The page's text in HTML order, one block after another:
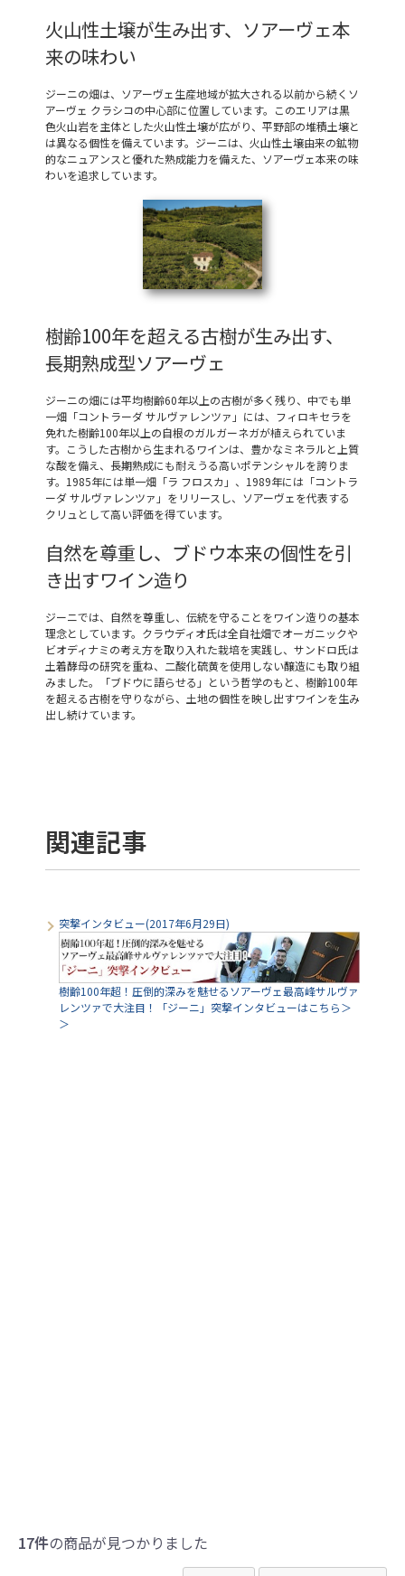
火山性土壌が生み出す、ソアーヴェ本
来の味わい
ジーニの畑は、ソアーヴェ生産地域が拡大される以前から続くソ
アーヴェ クラシコの中心部に位置しています。このエリアは黒
色火山岩を主体とした火山性土壌が広がり、平野部の堆積土壌と
は異なる個性を備えています。ジーニは、火山性土壌由来の鉱物
的なニュアンスと優れた熟成能力を備えた、ソアーヴェ本来の味
わいを追求しています。
樹齢100年を超える古樹が生み出す、
長期熟成型ソアーヴェ
ジーニの畑には平均樹齢60年以上の古樹が多く残り、中でも単
一畑「コントラーダ サルヴァレンツァ」には、フィロキセラを
免れた樹齢100年以上の自根のガルガーネガが植えられていま
す。こうした古樹から生まれるワインは、豊かなミネラルと上質
な酸を備え、長期熟成にも耐えうる高いポテンシャルを誇りま
す。1985年には単一畑「ラ フロスカ」、1989年には「コントラ
ーダ サルヴァレンツァ」をリリースし、ソアーヴェを代表する
クリュとして高い評価を得ています。
自然を尊重し、ブドウ本来の個性を引
き出すワイン造り
ジーニでは、自然を尊重し、伝統を守ることをワイン造りの基本
理念としています。クラウディオ氏は全自社畑でオーガニックや
ビオディナミの考え方を取り入れた栽培を実践し、サンドロ氏は
土着酵母の研究を重ね、二酸化硫黄を使用しない醸造にも取り組
みました。「ブドウに語らせる」という哲学のもと、樹齢100年
を超える古樹を守りながら、土地の個性を映し出すワインを生み
出し続けています。
関連記事
突撃インタビュー(2017年6月29日)
樹齢100年超！圧倒的深みを魅せるソアーヴェ最高峰サルヴァ
レンツァで大注目！「ジーニ」突撃インタビューはこちら＞
＞
17件の商品が見つかりました